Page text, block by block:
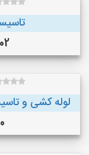
لوله کشی و